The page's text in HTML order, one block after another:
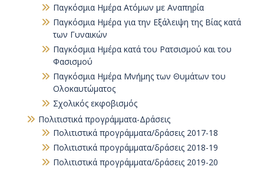
Παγκόσμια Ημέρα Ατόμων με Αναπηρία
Παγκόσµια Ηµέρα για την Εξάλειψη της Βίας κατά
των Γυναικών
Παγκόσμια Ημέρα κατά του Ρατσισμού και του
Φασισμού
Παγκόσμια Ημέρα Μνήμης των Θυμάτων του
Ολοκαυτώματος
Σχολικός εκφοβισμός
Πολιτιστικά προγράμματα-Δράσεις
Πολιτιστικά προγράμματα/δράσεις 2017-18
Πολιτιστικά προγράμματα/δράσεις 2018-19
Πολιτιστικά προγράμματα/δράσεις 2019-20